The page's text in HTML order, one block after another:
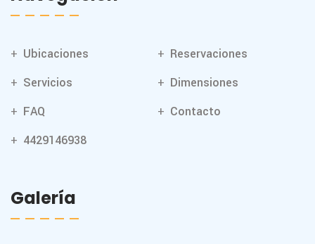
Ubicaciones
Reservaciones
Servicios
Dimensiones
FAQ
Contacto
4429146938
Galería